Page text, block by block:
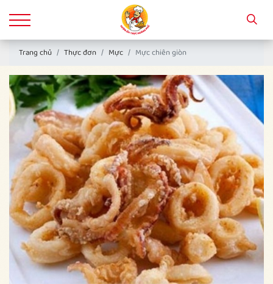
Trang chủ Thực đơn Mực Mực chiên giòn